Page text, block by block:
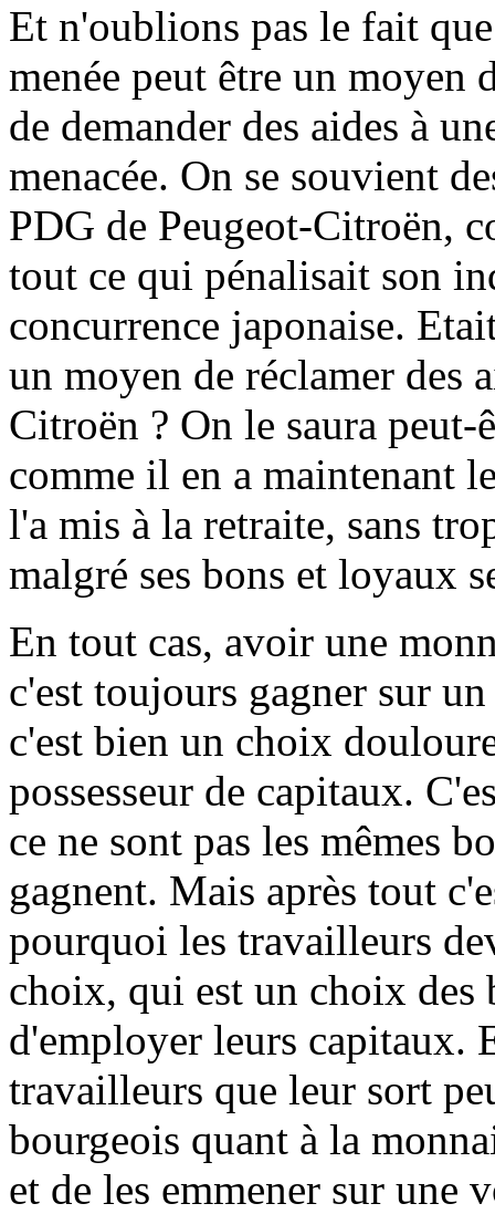
Et n'oublions pas le fait
menée peut être un moyen
de demander des aides à
menacée. On se souvient
PDG de Peugeot-Citroën,
tout ce qui pénalisait son
concurrence japonaise.
un moyen de réclamer des
Citroën ? On le saura
comme il en a maintenant
l'a mis à la retraite, sans
malgré ses bons et loyaux
En tout cas, avoir une
c'est toujours gagner sur
c'est bien un choix
possesseur de capitaux.
ce ne sont pas les mêmes
gagnent. Mais après tout
pourquoi les travailleurs
choix, qui est un choix des
d'employer leurs capitaux.
travailleurs que leur sort
bourgeois quant à la
et de les emmener sur une